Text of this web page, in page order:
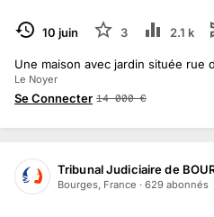
TERMINÉ10 juin 3 2.1 k
Une maison avec jardin située rue
Le Noyer
Se Connecter 14 000 €
Tribunal Judiciaire de
Bourges, France · 629 abonnés